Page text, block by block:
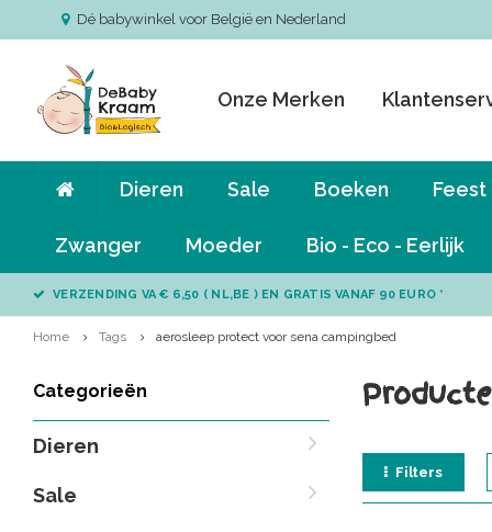
Dé babywinkel voor België en Nederland
Onze Merken
Dieren Sale Boeken Feest
Zwanger Moeder Bio - Eco - Eerlijk
VERZENDING VA € 6,50 ( NL,BE ) EN GRATIS VANAF 90 EURO *
Home Tags aerosleep protect voor sena campingbed
Categorieën
Dieren
Sale
Filters